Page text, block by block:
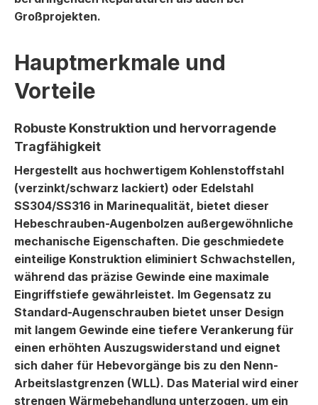
Großprojekten.
Hauptmerkmale und
Vorteile
Robuste Konstruktion und hervorragende
Tragfähigkeit
Hergestellt aus hochwertigem Kohlenstoffstahl
(verzinkt/schwarz lackiert) oder Edelstahl
SS304/SS316 in Marinequalität, bietet dieser
Hebeschrauben-Augenbolzen außergewöhnliche
mechanische Eigenschaften. Die geschmiedete
einteilige Konstruktion eliminiert Schwachstellen,
während das präzise Gewinde eine maximale
Eingriffstiefe gewährleistet. Im Gegensatz zu
Standard-Augenschrauben bietet unser Design
mit langem Gewinde eine tiefere Verankerung für
einen erhöhten Auszugswiderstand und eignet
sich daher für Hebevorgänge bis zu den Nenn-
Arbeitslastgrenzen (WLL). Das Material wird einer
strengen Wärmebehandlung unterzogen, um ein